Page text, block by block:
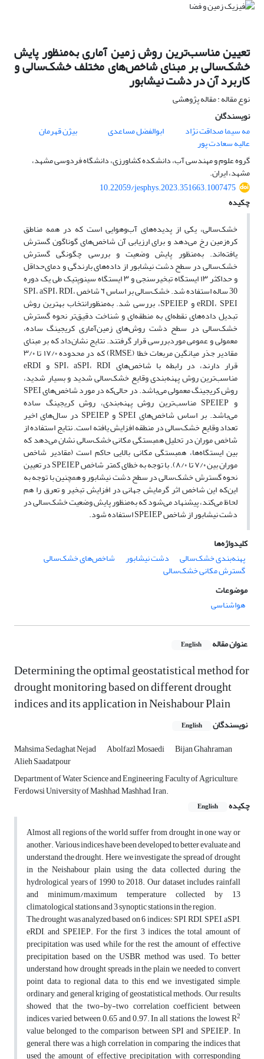
تعیین مناسب‌ترین روش زمین آماری به‌منظور پایش
خشک‌سالی بر مبنای شاخص‌های مختلف خشک‌سالی و
کاربرد آن در دشت نیشابور
نوع مقاله : مقاله پژوهشی
نویسندگان
مه سیما صداقت‌ نژاد
ابوالفضل مساعدی بیژن قهرمان
عالیه سعادت پور
گروه علوم و مهندسی آب، دانشکده کشاورزی، دانشگاه فردوسی مشهد،
مشهد، ایران.
10.22059/jesphys.2023.351663.1007475
چکیده
خشک‌سالی، یکی از پدیده‌های آب‌وهوایی است که در همه مناطق
کره‌زمین رخ می‌دهد و برای ارزیابی آن شاخص‌های گوناگون گسترش
یافته‌اند. به‌منظور پایش وضعیت و بررسی چگونگی گسترش
خشک‌سالی در سطح دشت نیشابور از داده‌های بارندگی و دمای‌حداقل
و حداکثر ۱۳ ایستگاه تبخیرسنجی و ۳ ایستگاه سینوپتیک طی یک دوره
30 ساله استفاده شد. خشک‌سالی بر اساس ٦ شاخص SPI، aSPI، RDI،
eRDI، SPEI و SPEIEP، بررسی شد. به‌منظورانتخاب بهترین روش
تبدیل داده‌های نقطه‌ای به منطقه‌ای و شناخت دقیق‌تر نحوه گسترش
خشک‌سالی در سطح دشت روش‌های زمین‌آماری کریجینگ ساده،
معمولی و عمومی موردبررسی قرار گرفتند. نتایج نشان‌داد که بر مبنای
مقادیر جذر میانگین مربعات خطا (RMSE) که در محدوده ۱٧/۰ تا ۳/۰
قرار دارند، در رابطه با شاخص‌های SPI، aSPI، RDI و eRDI
مناسب‌ترین روش پهنه‌بندی وقایع خشک‌سالی شدید و بسیار شدید،
روش کریجینگ معمولی می‌باشد. در حالی‌که در مورد شاخص‌های SPEI
و SPEIEP مناسب‌ترین روش پهنه‌بندی، روش کریجینگ ساده
می‌باشد. بر اساس شاخص‌های SPEI و SPEIEP در سال‌های اخیر
تعداد وقایع خشک‌سالی در منطقه افزایش یافته است. نتایج استفاده از
شاخص موران در تحلیل همبستگی مکانی خشک‌سالی نشان می‌دهد که
بین ایستگاه‌ها، همبستگی مکانی بالایی حاکم است (مقادیر شاخص
موران بین ٧/۰ تا ۸/۰). با توجه به خطای کمتر شاخص SPEIEP در تعیین
نحوه گسترش خشک‌سالی در سطح دشت نیشابور و همچنین با توجه به
این‌که این شاخص اثر گرمایش جهانی در افزایش تبخیر و تعرق را هم
لحاظ می‌کند، پیشنهاد می‌شود که به‌منظور پایش وضعیت خشک‌سالی در
دشت نیشابور از شاخص SPEIEP استفاده شود.
کلیدواژه‌ها
پهنه‌بندی خشک‌سالی
دشت نیشابور شاخص‌های خشک‌سالی
گسترش مکانی خشک‌سالی
موضوعات
هواشناسی
عنوان مقاله English
Determining the optimal geostatistical method for
drought monitoring based on different drought
indices and its application in Neishabour Plain
نویسندگان English
Mahsima Sedaghat Nejad Abolfazl Mosaedi Bijan Ghahraman
Alieh Saadatpour
Department of Water Science and Engineering, Faculty of Agriculture,
Ferdowsi University of Mashhad, Mashhad, Iran.
چکیده
English
Almost all regions of the world suffer from drought in one way or
another. Various indices have been developed to better evaluate and
understand the drought. Here, we investigate the spread of drought
in the Neishabour plain using the data collected during the
hydrological years of 1990 to 2018. Our dataset includes rainfall
and minimum/maximum temperature collected by 13
climatological stations and 3 synoptic stations in the region.
The drought was analyzed based on 6 indices: SPI, RDI, SPEI, aSPI,
eRDI, and SPEIEP. For the first 3 indices, the total amount of
precipitation was used, while for the rest, the amount of effective
precipitation based on the USBR method was used. To better
understand how drought spreads in the plain we needed to convert
point data to regional data, to this end we investigated simple,
ordinary, and general kriging of geostatistical methods. Our results
showed that the two-by-two correlation coefficient between
indices varied between 0.65 and 0.97. In all stations, the lowest R2
value belonged to the comparison between SPI and SPEIEP. In
general, there was a high correlation in comparing the indices that